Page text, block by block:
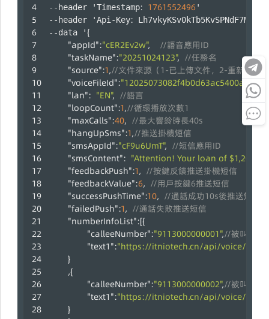
--header 'Timestamp: 1761552496 '
--header 'Api-Key:
--data '{
"appId":"cER2Ev2w",
//語音應用ID
"taskName":"20251024123", //任務名
"source":1,//文件來源（1-已上傳文件，2-重新上傳
"voiceFileId":
"lan": "EN", //語言
"loopCount":1,//循環播放次數1
"maxCalls":40, //最大響鈴時長40s
"hangUpSms":1,//推送掛機短信
"smsAppId":"cF9u6UmT", //短信應用ID
"smsContent": "Attention! Your loan of $1,200 is
"feedbackPush":1, //按鍵反饋推送掛機短信
"feedbackValue":6, //用戶按鍵6推送短信
"successPushTime":10, //通話成功10s後推送短信，
"failedPush":1, //通話失敗推送短信
"numberInfoList":[{
"calleeNumber":"9113000000001",//被叫號碼
"text1":"https://itniotech.cn/api/voice/
}
,{
"calleeNumber":"9113000000002",//被叫號碼
"text1":"https://itniotech.cn/api/voice/
}